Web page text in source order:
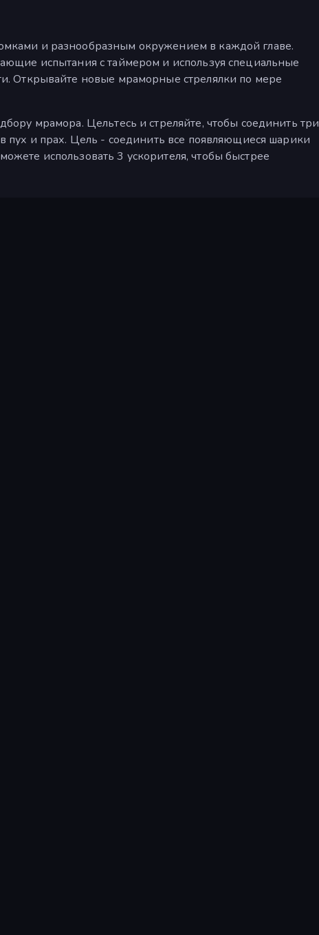
и разнообразным окружением в каждой главе.
испытания с таймером и используя специальные
Открывайте новые мраморные стрелялки по мере
мрамора. Цельтесь и стреляйте, чтобы соединить три
пух и прах. Цель - соединить все появляющиеся шарики
использовать 3 ускорителя, чтобы быстрее